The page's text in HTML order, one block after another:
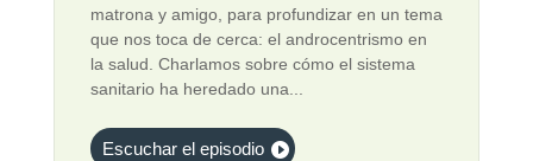
matrona y amigo, para profundizar en un tema
que nos toca de cerca: el androcentrismo en
la salud. Charlamos sobre cómo el sistema
sanitario ha heredado una...
Escuchar el episodio